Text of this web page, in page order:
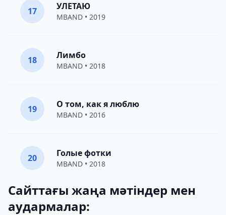
17 УЛЕТАЮ
MBAND • 2019
18 Лимбо
MBAND • 2018
19 О том, как я люблю
MBAND • 2016
20 Голые фотки
MBAND • 2018
Сайттағы жаңа мәтіндер мен
аудармалар: